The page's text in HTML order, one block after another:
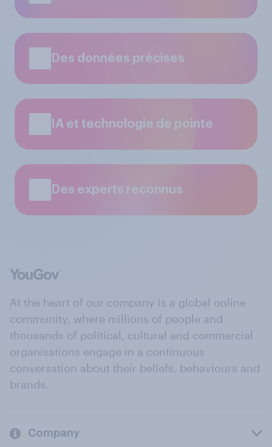
Des données précises
IA et technologie de pointe
Des experts reconnus
At the heart of our company is a global online
community, where millions of people and
thousands of political, cultural and commercial
organisations engage in a continuous
conversation about their beliefs, behaviours and
brands.
Company